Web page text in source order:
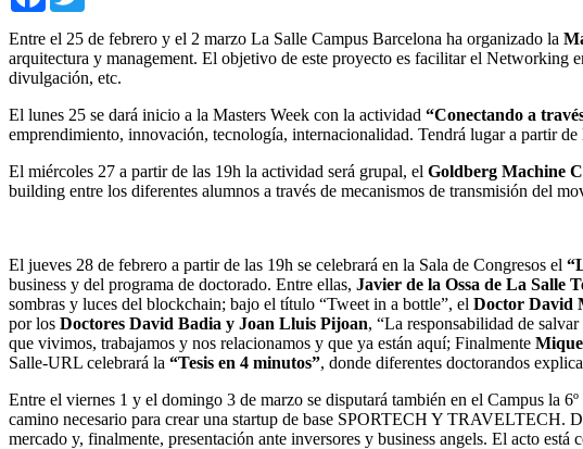
Entre el 25 de febrero y el 2 marzo La Salle Campus Barcelona ha organizado la
arquitectura y management. El objetivo de este proyecto es facilitar el Networking
divulgación, etc.
El lunes 25 se dará inicio a la Masters Week con la actividad “Conectando a
emprendimiento, innovación, tecnología, internacionalidad. Tendrá lugar a partir
El miércoles 27 a partir de las 19h la actividad será grupal, el Goldberg Machine
building entre los diferentes alumnos a través de mecanismos de transmisión del
El jueves 28 de febrero a partir de las 19h se celebrará en la Sala de Congresos el
business y del programa de doctorado. Entre ellas, Javier de la Ossa de La Salle
sombras y luces del blockchain; bajo el título “Tweet in a bottle”, el Doctor David
por los Doctores David Badia y Joan Lluis Pijoan, “La responsabilidad de
que vivimos, trabajamos y nos relacionamos y que ya están aquí; Finalmente
Salle-URL celebrará la “Tesis en 4 minutos”, donde diferentes doctorandos
Entre el viernes 1 y el domingo 3 de marzo se disputará también en el Campus la
camino necesario para crear una startup de base SPORTECH Y TRAVELTECH.
mercado y, finalmente, presentación ante inversores y business angels. El acto